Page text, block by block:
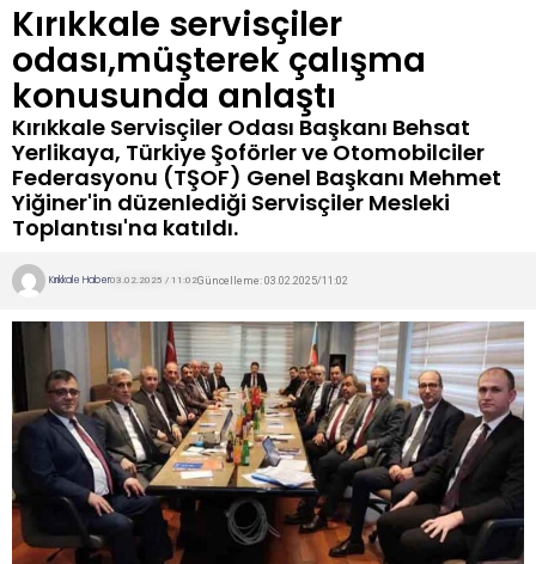
Kırıkkale servisçiler
odası,müşterek çalışma
konusunda anlaştı
Kırıkkale Servisçiler Odası Başkanı Behsat
Yerlikaya, Türkiye Şoförler ve Otomobilciler
Federasyonu (TŞOF) Genel Başkanı Mehmet
Yiğiner'in düzenlediği Servisçiler Mesleki
Toplantısı'na katıldı.
Kırıkkale Haber03.02.2025 / 11:02Güncelleme: 03.02.2025/11:02